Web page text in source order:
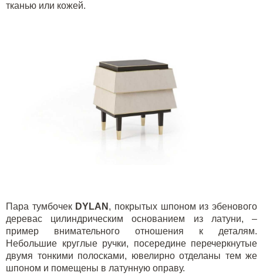
тканью или кожей.
Пара тумбочек DYLAN , покрытых шпоном из эбенового
деревас цилиндрическим основанием из латуни, –
пример внимательного отношения к деталям.
Небольшие круглые ручки, посередине перечеркнутые
двумя тонкими полосками, ювелирно отделаны тем же
шпоном и помещены в латунную оправу.